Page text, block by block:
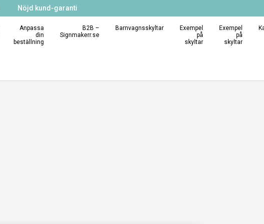
Nöjd kund-garanti
Anpassa
din
beställning
B2B –
Signmakerr.se
Barnvagnsskyltar
Exempel
på
skyltar
Exempel
på
skyltar